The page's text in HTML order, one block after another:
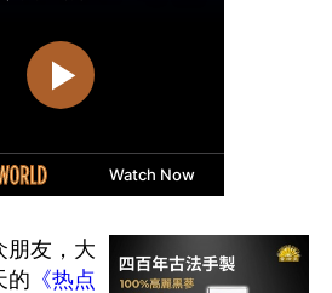
朋友，大
的 《热点